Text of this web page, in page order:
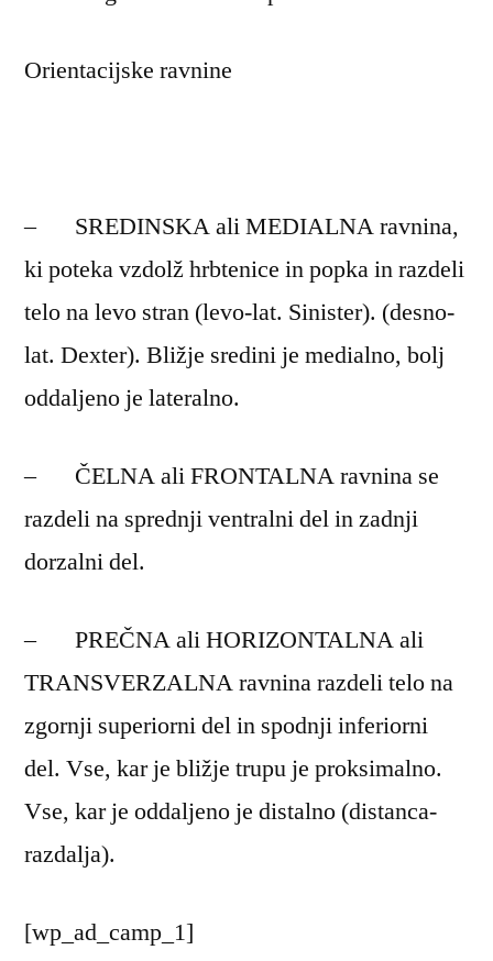
Orientacijske ravnine
– SREDINSKA ali MEDIALNA ravnina,
ki poteka vzdolž hrbtenice in popka in razdeli
telo na levo stran (levo-lat. Sinister). (desno-
lat. Dexter). Bližje sredini je medialno, bolj
oddaljeno je lateralno.
– ČELNA ali FRONTALNA ravnina se
razdeli na sprednji ventralni del in zadnji
dorzalni del.
– PREČNA ali HORIZONTALNA ali
TRANSVERZALNA ravnina razdeli telo na
zgornji superiorni del in spodnji inferiorni
del. Vse, kar je bližje trupu je proksimalno.
Vse, kar je oddaljeno je distalno (distanca-
razdalja).
[wp_ad_camp_1]